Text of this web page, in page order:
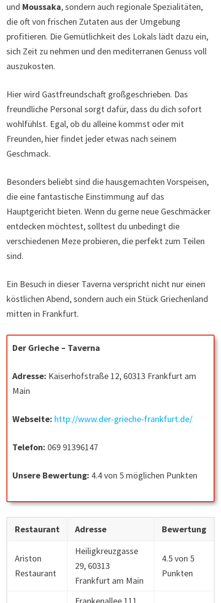
und Moussaka, sondern auch regionale Spezialitäten,
die oft von frischen Zutaten aus der Umgebung
profitieren. Die Gemütlichkeit des Lokals lädt dazu ein,
sich Zeit zu nehmen und den mediterranen Genuss voll
auszukosten.
Hier wird Gastfreundschaft großgeschrieben. Das
freundliche Personal sorgt dafür, dass du dich sofort
wohlfühlst. Egal, ob du alleine kommst oder mit
Freunden, hier findet jeder etwas nach seinem
Geschmack.
Besonders beliebt sind die hausgemachten Vorspeisen,
die eine fantastische Einstimmung auf das
Hauptgericht bieten. Wenn du gerne neue Geschmäcker
entdecken möchtest, solltest du unbedingt die
verschiedenen Meze probieren, die perfekt zum Teilen
sind.
Ein Besuch in dieser Taverna verspricht nicht nur einen
köstlichen Abend, sondern auch ein Stück Griechenland
mitten in Frankfurt.
Der Grieche – Taverna
Adresse: Kaiserhofstraße 12, 60313 Frankfurt am
Main
Webseite: http://www.der-grieche-frankfurt.de/
Telefon: 069 91396147
Unsere Bewertung: 4.4 von 5 möglichen Punkten
Restaurant Adresse Bewertung
Ariston
Restaurant
Heiligkreuzgasse
29, 60313
Frankfurt am Main
4.5 von 5
Punkten